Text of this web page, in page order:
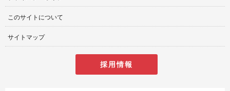
このサイトについて
サイトマップ
採用情報